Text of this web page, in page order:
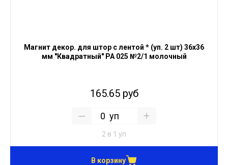
Магнит декор. для штор с лентой * (уп. 2 шт) 36х36
мм "Квадратный" PA 025 №2/1 молочный
165.65 руб
уп
2 в 1 уп
В корзину